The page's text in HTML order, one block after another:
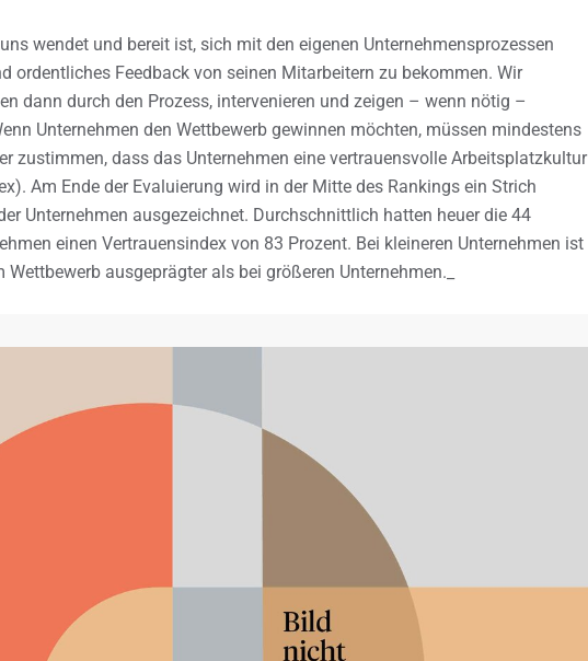
wendet und bereit ist, sich mit den eigenen Unternehmensprozessen
ordentliches Feedback von seinen Mitarbeitern zu bekommen. Wir
dann durch den Prozess, intervenieren und zeigen – wenn nötig –
Unternehmen den Wettbewerb gewinnen möchten, müssen mindestens
zustimmen, dass das Unternehmen eine vertrauensvolle Arbeitsplatzkultur
Am Ende der Evaluierung wird in der Mitte des Rankings ein Strich
Unternehmen ausgezeichnet. Durchschnittlich hatten heuer die 44
einen Vertrauensindex von 83 Prozent. Bei kleineren Unternehmen ist
ausgeprägter als bei größeren Unternehmen._